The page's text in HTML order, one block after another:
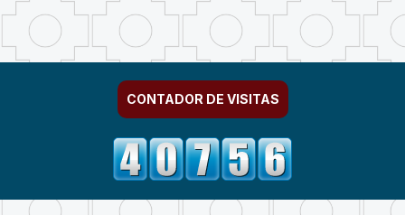
CONTADOR DE VISITAS